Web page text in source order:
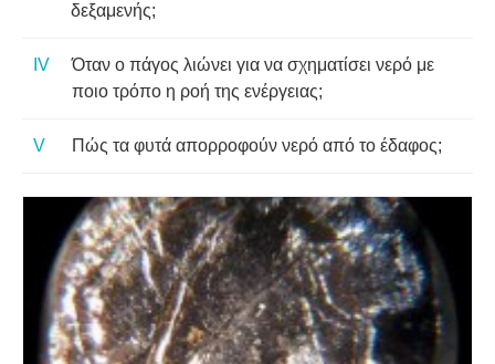
δεξαμενής;
Όταν ο πάγος λιώνει για να σχηματίσει νερό με
ποιο τρόπο η ροή της ενέργειας;
Πώς τα φυτά απορροφούν νερό από το έδαφος;